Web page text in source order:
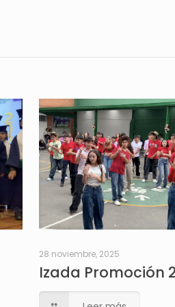
28 noviembre, 2025
Izada Promoción